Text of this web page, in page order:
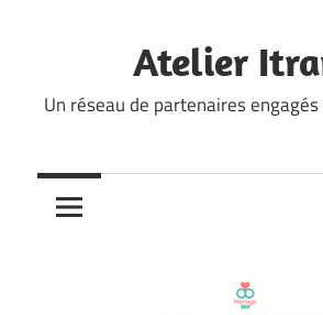
Atelier
Un réseau de partenaires